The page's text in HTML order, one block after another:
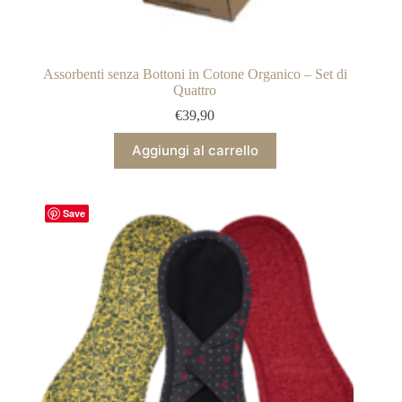
Assorbenti senza Bottoni in Cotone Organico – Set di
Quattro
€39,90
Aggiungi al carrello
Save